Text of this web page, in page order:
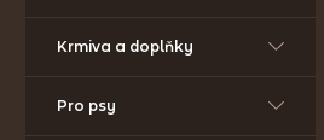
Krmiva a doplňky
Pro psy